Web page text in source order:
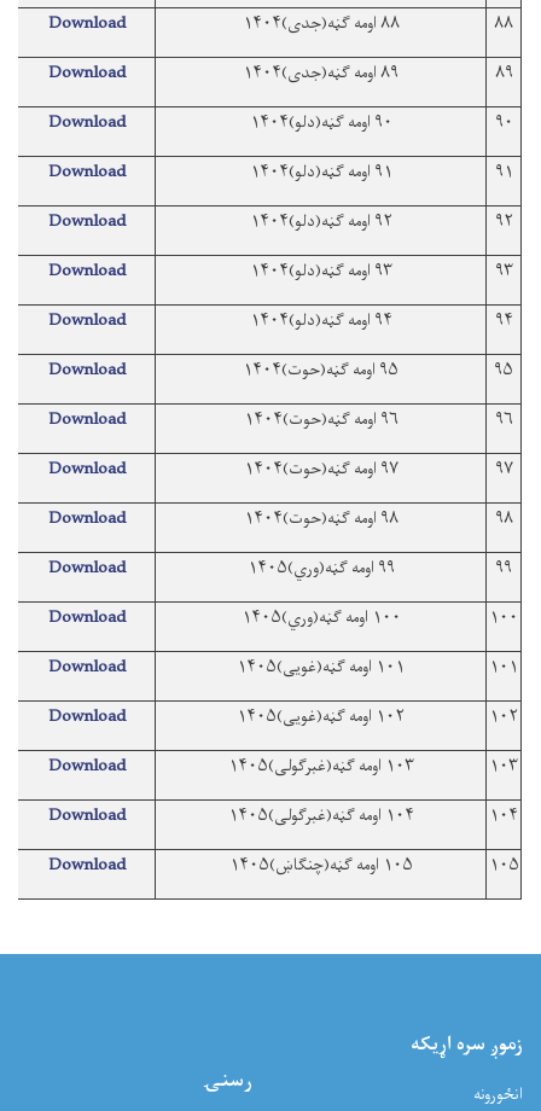
۸۸
۸۸ اومه ګڼه(جدی)۱۴۰۴
Download
۸۹
۸۹ اومه ګڼه(جدی)۱۴۰۴
Download
۹۰
۹۰ اومه ګڼه(دلو)۱۴۰۴
Download
۹۱
۹۱ اومه ګڼه(دلو)۱۴۰۴
Download
۹۲
۹۲ اومه ګڼه(دلو)۱۴۰۴
Download
۹۳
۹۳ اومه ګڼه(دلو)۱۴۰۴
Download
۹۴
۹۴ اومه ګڼه(دلو)۱۴۰۴
Download
۹۵
۹۵ اومه ګڼه(حوت)۱۴۰۴
Download
۹۶
۹۶ اومه ګڼه(حوت)۱۴۰۴
Download
۹۷
۹۷ اومه ګڼه(حوت)۱۴۰۴
Download
۹۸
۹۸ اومه ګڼه(حوت)۱۴۰۴
Download
۹۹
۹۹ اومه ګڼه(وري)۱۴۰۵
Download
۱۰۰
۱۰۰ اومه ګڼه(وري)۱۴۰۵
Download
۱۰۱
۱۰۱ اومه ګڼه(غویی)۱۴۰۵
Download
۱۰۲
۱۰۲ اومه ګڼه(غویی)۱۴۰۵
Download
۱۰۳
۱۰۳ اومه ګڼه(غبرګولی)۱۴۰۵
Download
۱۰۴
۱۰۴ اومه ګڼه(غبرګولی)۱۴۰۵
Download
۱۰۵
۱۰۵ اومه ګڼه(چنګاښ)۱۴۰۵ Download
زموږ سره اړيکه
انځورونه رسنۍ